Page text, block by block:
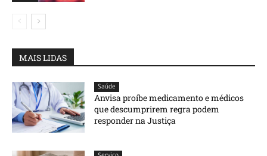
MAIS LIDAS
Saúde
Anvisa proíbe medicamento e médicos
que descumprirem regra podem
responder na Justiça